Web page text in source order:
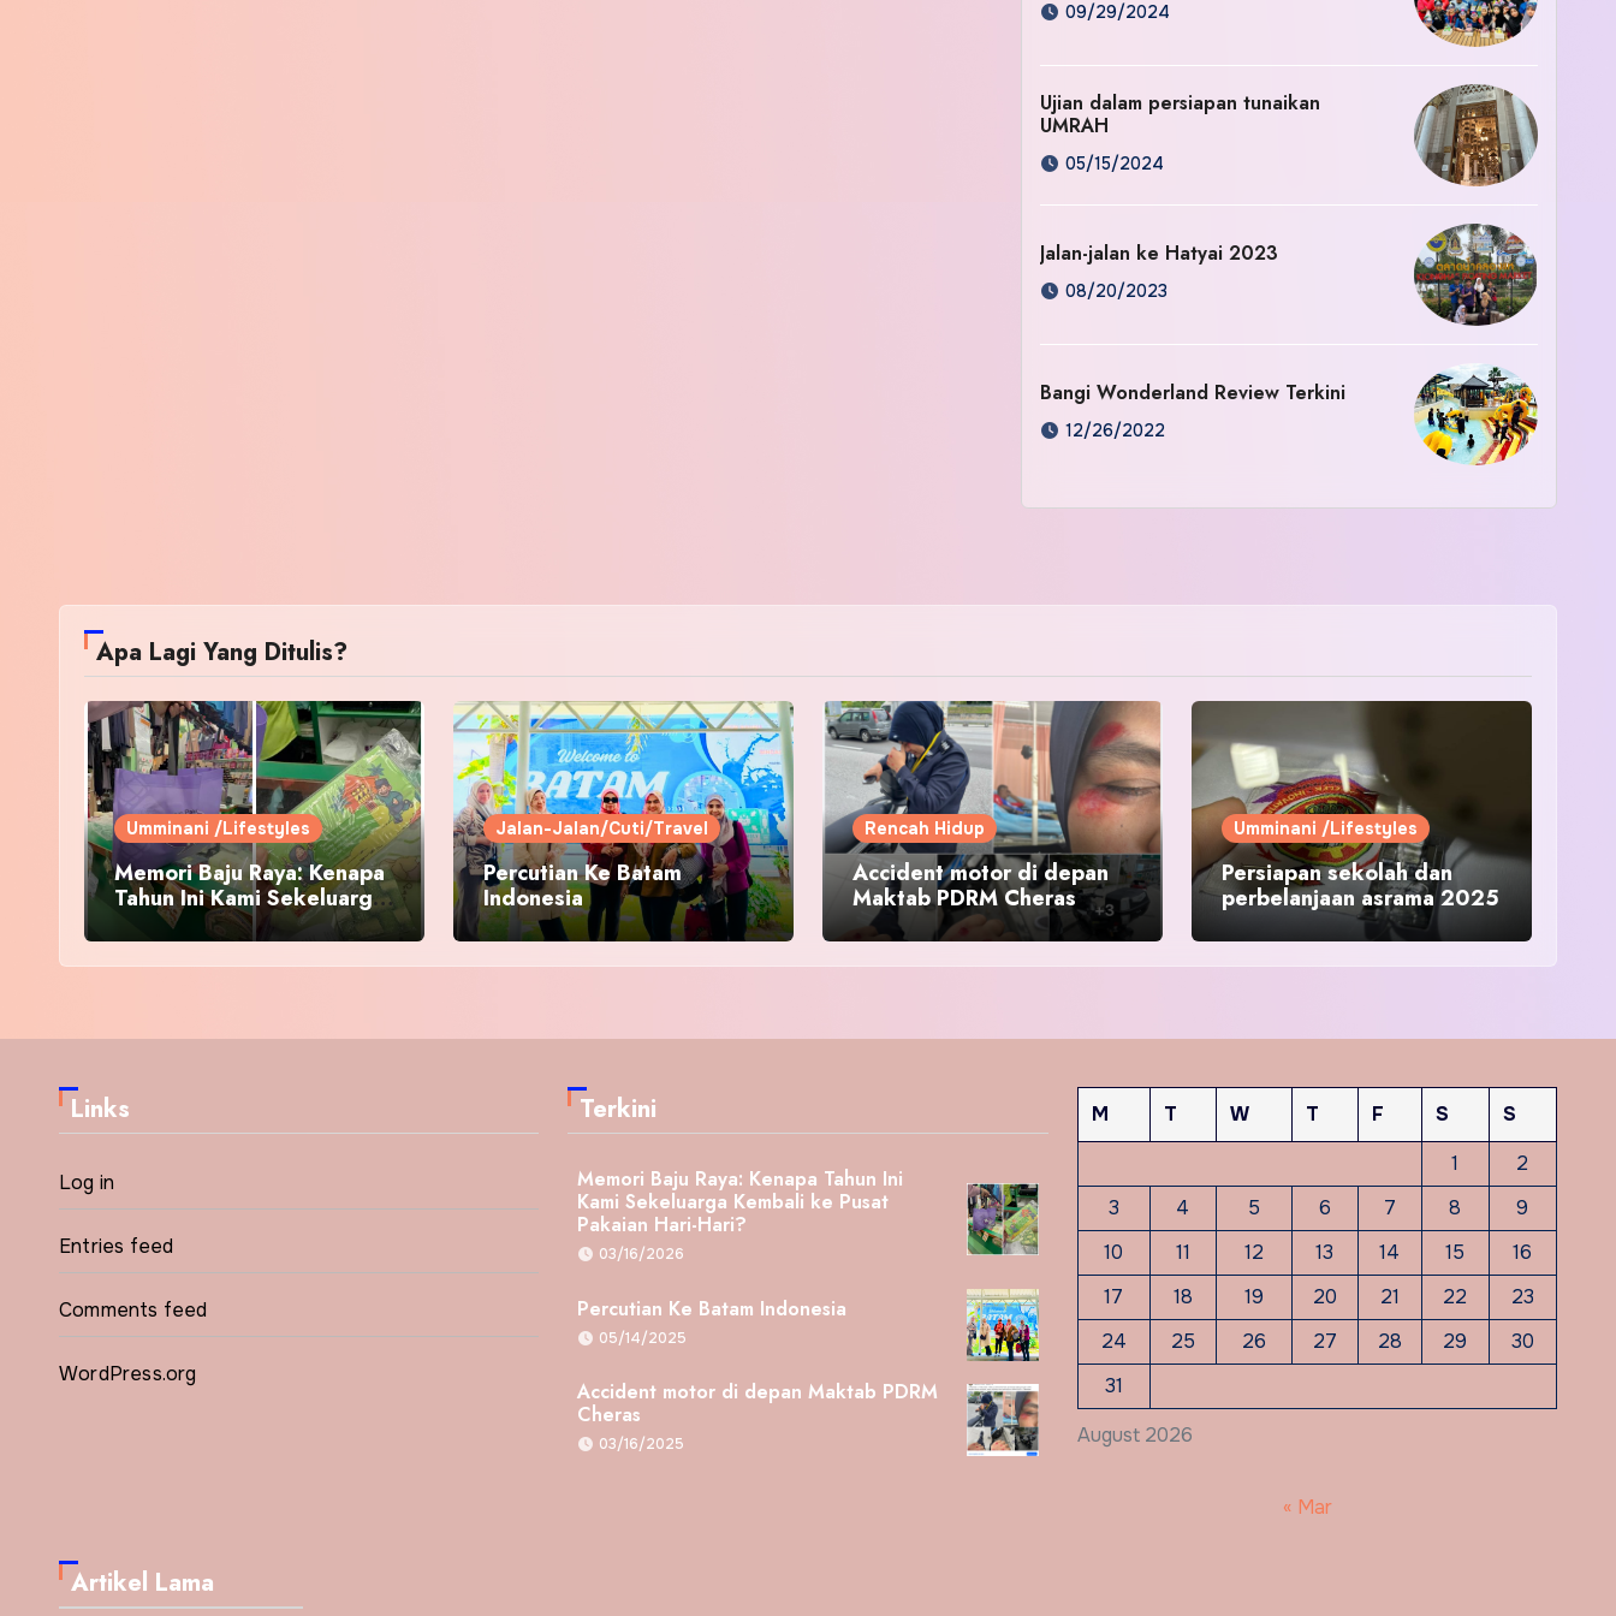
09/29/2024
Ujian dalam persiapan tunaikan
UMRAH
05/15/2024
Jalan-jalan ke Hatyai 2023
08/20/2023
Bangi Wonderland Review Terkini
12/26/2022
Apa Lagi Yang Ditulis?
Umminani /Lifestyles
Memori Baju Raya: Kenapa
Tahun Ini Kami Sekeluarga
Kembali ke Pusat Pakaian
Hari-Hari?
Jalan-Jalan/Cuti/Travel
Percutian Ke Batam
Indonesia
Rencah Hidup
Accident motor di depan
Maktab PDRM Cheras
Umminani /Lifestyles
Persiapan sekolah dan
perbelanjaan asrama 2025
Links
Log in
Entries feed
Comments feed
WordPress.org
Terkini
Memori Baju Raya: Kenapa Tahun Ini
Kami Sekeluarga Kembali ke Pusat
Pakaian Hari-Hari?
03/16/2026
Percutian Ke Batam Indonesia
05/14/2025
Accident motor di depan Maktab PDRM
Cheras
03/16/2025 August 2026
M T W T F S
S
1
2
3
4 5 6 7 8
9
10
11 12 13 14 15
16
17
18 19 20 21 22
23
24
25 26 27 28 29
30
31
« Mar
Artikel Lama